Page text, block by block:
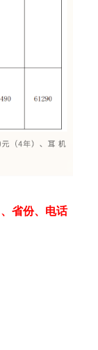
省份、 电话